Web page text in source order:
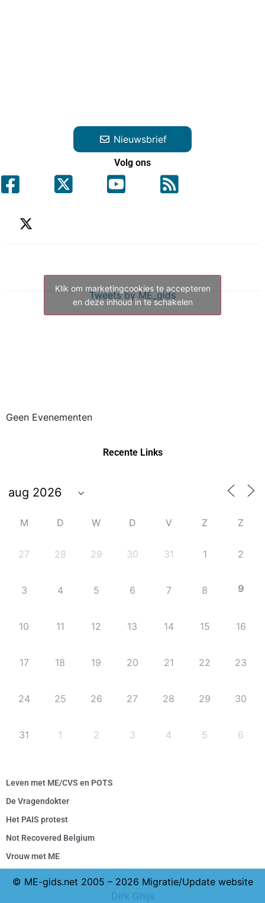
Nieuwsbrief
Volg ons
Tweets by ME_gids
Klik om marketingcookies te accepteren
en deze inhoud in te schakelen
Geen Evenementen
Recente Links
M D W D V Z Z
27 28 29 30 31 1 2
3 4 5 6 7 8 9
10 11 12 13 14 15 16
17 18 19 20 21 22 23
24 25 26 27 28 29 30
31 1 2 3 4 5 6
Leven met ME/CVS en POTS
De Vragendokter
Het PAIS protest
Not Recovered Belgium
Vrouw met ME
© ME-gids.net 2005 – 2026 Migratie/Update website
Dirk Ghijs